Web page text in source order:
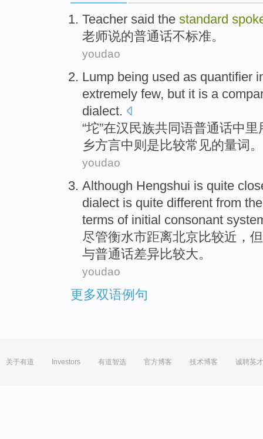
Teacher said the standard
老师说的普通话不标准。
youdao
Lump being used as quantifier
extremely few, but it is a
dialect.
“坨”在汉民族共同语普通话中里
乡方言中 则 是 比较常见的量词。
youdao
Although Hengshui is quite
dialect is quite different from the
terms ofinitial consonant
尽管衡水市距离北京比较近 ，
与普通话差异比较大。
youdao
更多双语例句
关于有道 Investors 有道智选 官方博客 技术博客 诚聘英才